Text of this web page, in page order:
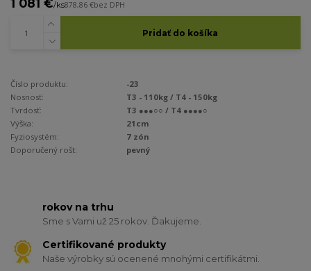
/ks878,86 €bez DPH
Pridať do košíka
Číslo produktu:
-23
Nosnosť:
T3 - 110kg / T4 - 150kg
Tvrdosť:
T3 ●●●○○ / T4 ●●●●○
Výška:
21cm
Fyziosystém:
7 zón
Doporučený rošt:
pevný
rokov na trhu
Sme s Vami už 25 rokov. Ďakujeme.
Certifikované produkty
Naše výrobky sú ocenené mnohými certifikátmi.